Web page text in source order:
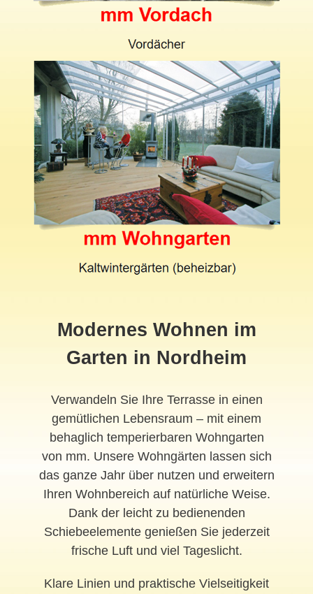
Modernes Wohnen im
Garten in Nordheim
Verwandeln Sie Ihre Terrasse in einen
gemütlichen Lebensraum – mit einem
behaglich temperierbaren Wohngarten
von mm. Unsere Wohngärten lassen sich
das ganze Jahr über nutzen und erweitern
Ihren Wohnbereich auf natürliche Weise.
Dank der leicht zu bedienenden
Schiebeelemente genießen Sie jederzeit
frische Luft und viel Tageslicht.
Klare Linien und praktische Vielseitigkeit